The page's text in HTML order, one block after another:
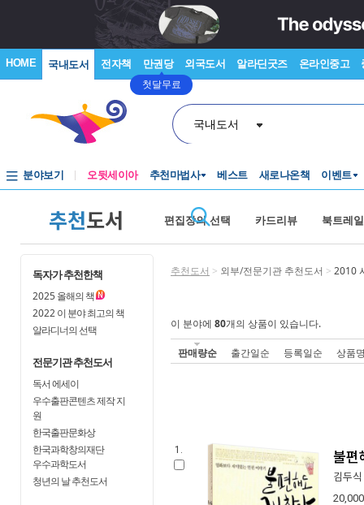
HOME 국내도서 전자책 만권당
첫달무료
외국도서 알라딘굿즈 온라인중고
국내도서
분야보기 오뒷세이아 추천마법사 베스트 새로나온책 이벤트
추천도서 편집장의 선택 카드리뷰 북트레
독자가 추천한책
2025올해의 책
2022이 분야 최고의 책
알라디너의 선택
전문기관 추천도서
독서 에세이
우수출판콘텐츠 제작 지
원
한국출판문화상
한국과학창의재단
우수과학도서
청년의 날 추천도서
추천도서 > 외부/전문기관 추천도서 > 2010
이 분야에 80개의 상품이 있습니다.
판매량순 출간일순 등록일순 상품
1. 불편
김두식
20,000